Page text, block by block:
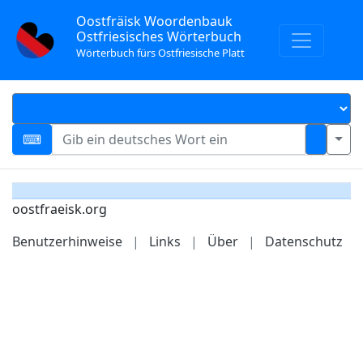
Oostfräisk Woordenbauk
Ostfriesisches Wörterbuch
Wörterbuch fürs Ostfriesische Platt
oostfraeisk.org
Benutzerhinweise
| Links | Über | Datenschutz